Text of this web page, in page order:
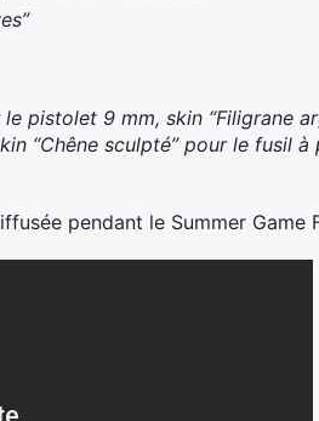
le pistolet 9 mm, skin “Filigrane
“Chêne sculpté” pour le fusil à
pendant le Summer Game